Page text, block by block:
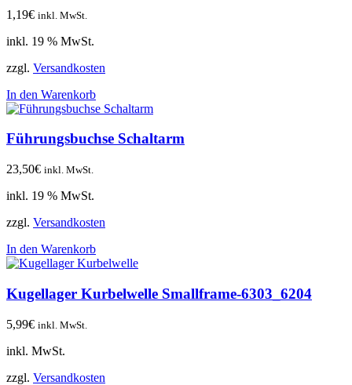
1,19€ inkl. MwSt.
inkl. 19 % MwSt.
zzgl. Versandkosten
In den Warenkorb
Führungsbuchse Schaltarm
23,50€ inkl. MwSt.
inkl. 19 % MwSt.
zzgl. Versandkosten
In den Warenkorb
Kugellager Kurbelwelle Smallframe-6303_6204
5,99€ inkl. MwSt.
inkl. MwSt.
zzgl. Versandkosten